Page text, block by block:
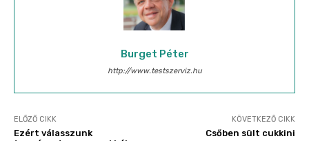
Burget Péter
http://www.testszerviz.hu
ELŐZŐ CIKK
Ezért válasszunk
KÖVETKEZŐ CIKK
Csőben sült cukkini